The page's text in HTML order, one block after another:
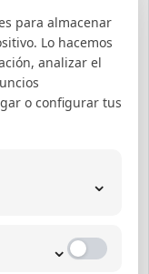
recarga del
para almacenar
Lo hacemos
analizar el
o configurar tus
⌄
⌄